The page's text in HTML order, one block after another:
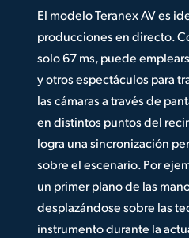
El modelo Teranex AV es
producciones en directo.
solo 67 ms, puede
y otros espectáculos para
las cámaras a través de
en distintos puntos del
logra una sincronización
sobre el escenario. Por
un primer plano de las
desplazándose sobre las
instrumento durante la